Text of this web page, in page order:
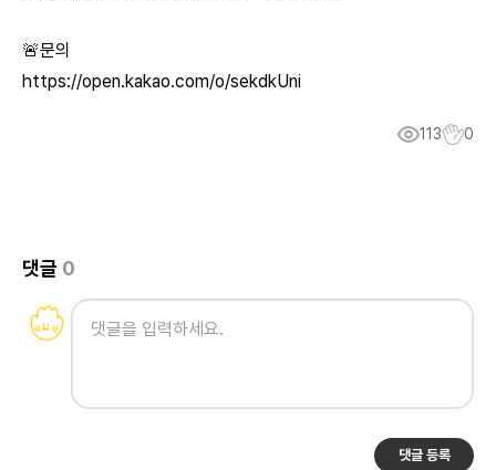
🚨문의
https://open.kakao.com/o/sekdkUni
113 0
댓글 0
댓글 등록